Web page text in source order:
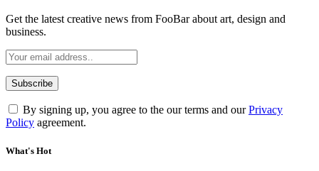
Get the latest creative news from FooBar about art, design and
business.
By signing up, you agree to the our terms and ourPrivacy
Policy agreement.
What's Hot